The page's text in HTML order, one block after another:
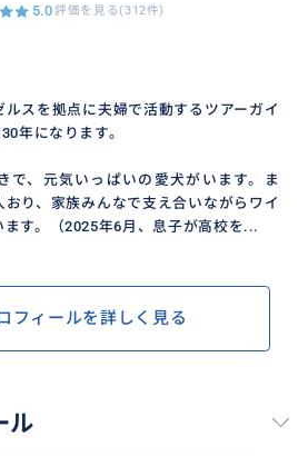
5.0評価を見る(312件)
スを拠点に夫婦で活動するツアーガイ
年になります。
で、元気いっぱいの愛犬がいます。ま
り、家族みんなで支え合いながらワイ
す。（2025年6月、息子が高校を...
フィールを詳しく見る
ル